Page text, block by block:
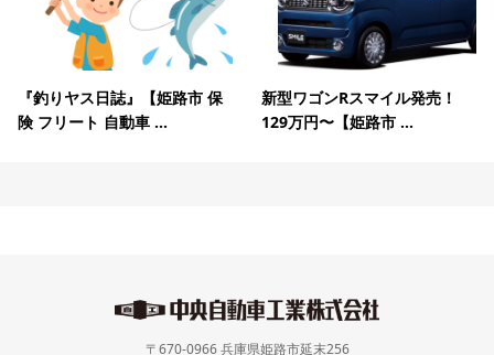
『釣りヤス日誌』【姫路市 保
険 フリート 自動車 ...
新型ワゴンRスマイル発売！
129万円〜【姫路市 ...
〒670-0966 兵庫県姫路市延末256